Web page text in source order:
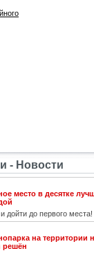
- Новости
место в десятке
дойти до первого места!
на территории
решён